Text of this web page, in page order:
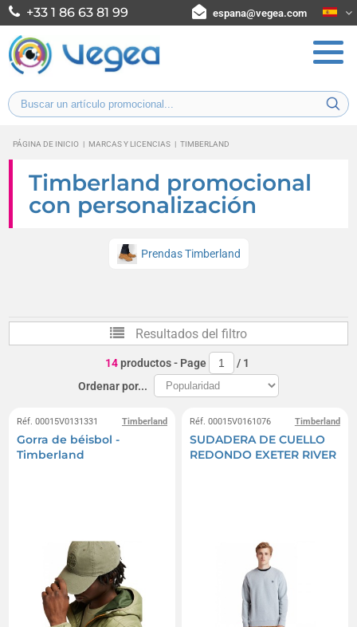
+33 1 86 63 81 99 espana@vegea.com
PÁGINA DE INICIO | MARCAS Y LICENCIAS | TIMBERLAND
Timberland promocional
con personalización
Prendas Timberland
Resultados del filtro
14productos- Page / 1
Ordenar por...
Timberland
Réf. 00015V0131331
Gorra de béisbol -
Timberland
Timberland
Réf. 00015V0161076
SUDADERA DE CUELLO
REDONDO EXETER RIVER